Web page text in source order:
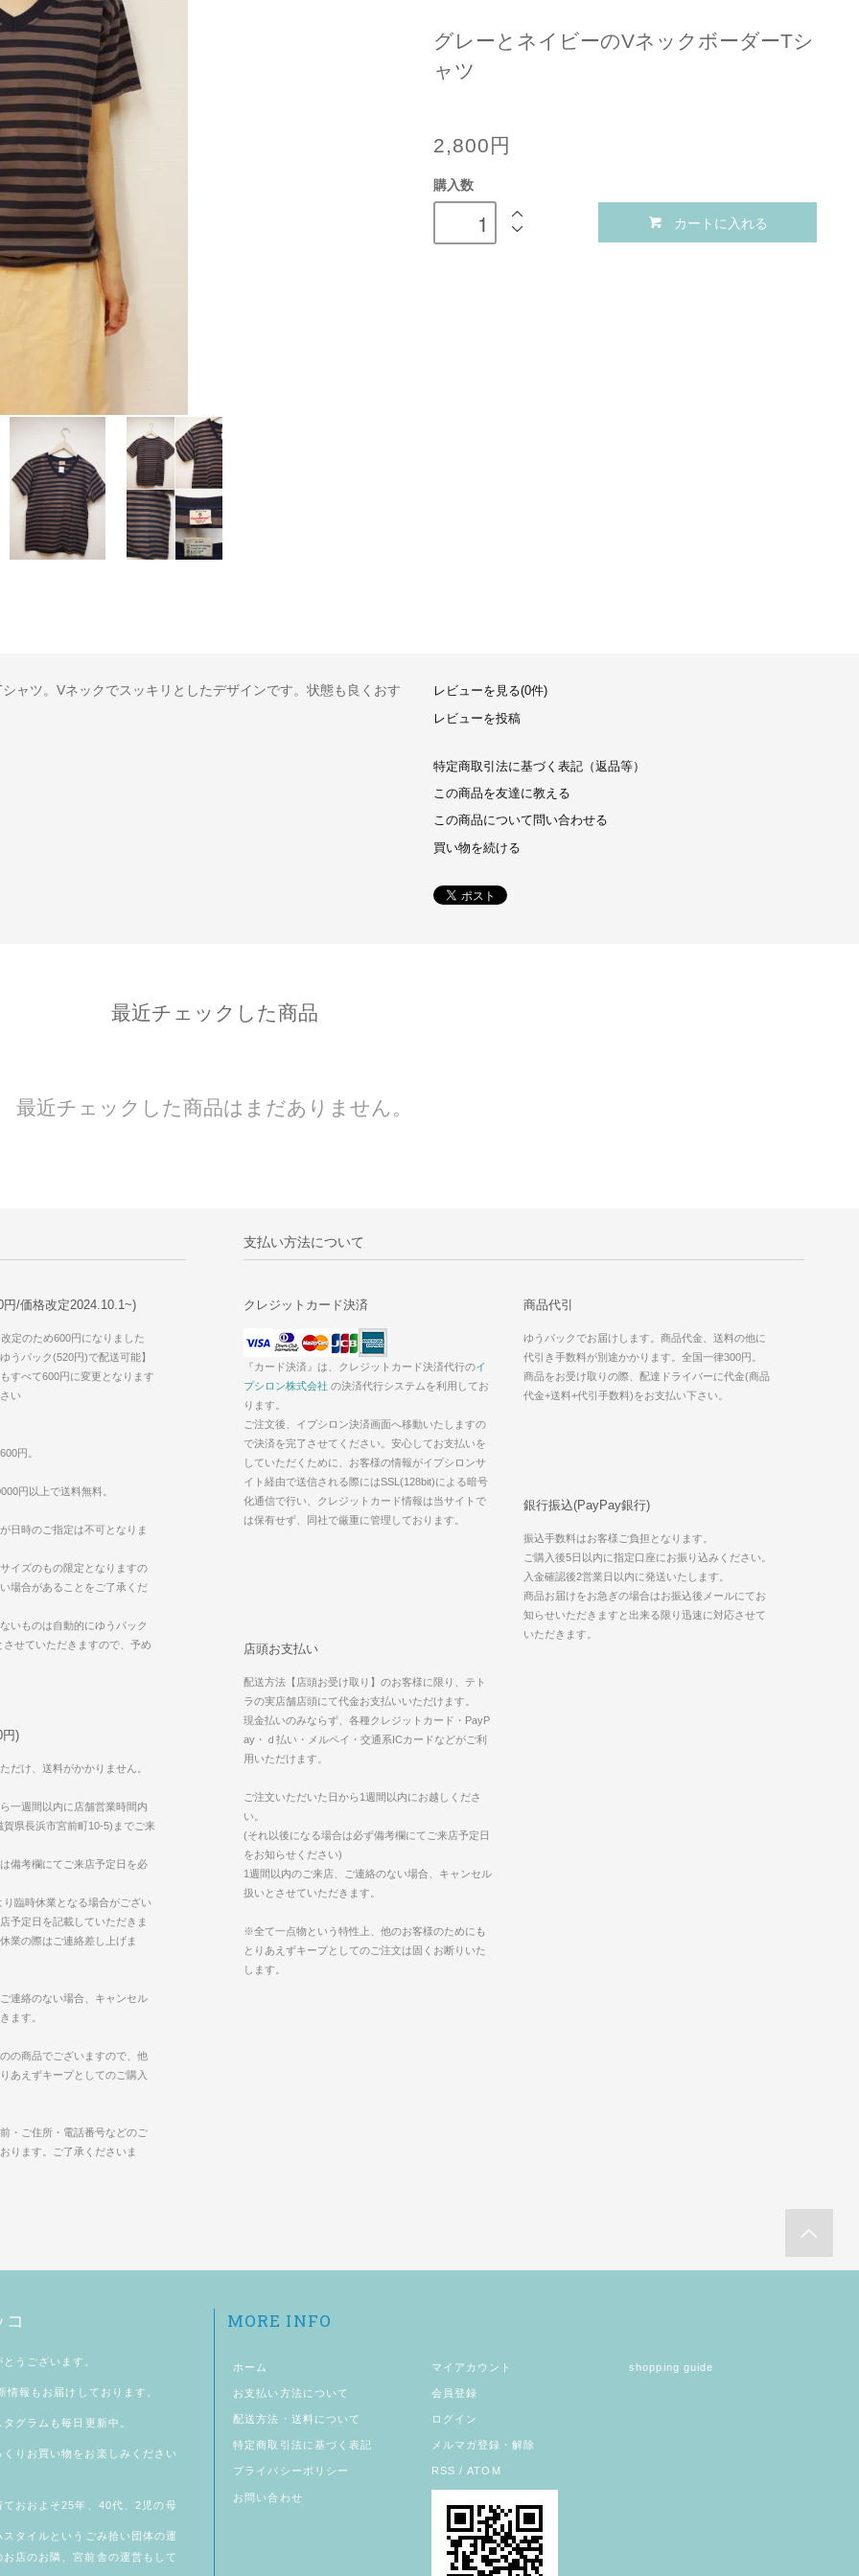
グレーとネイビーのVネックボーダーTシ
ャツ
2,800円
購入数
カートに入れる
ャツ。Vネックでスッキリとしたデザインです。状態も良くおす
レビューを見る(0件)
レビューを投稿
特定商取引法に基づく表記（返品等）
この商品を友達に教える
この商品について問い合わせる
買い物を続ける
最近チェックした商品
最近チェックした商品はまだありません。
円/価格改定2024.10.1~)
定のため600円になりました
うパック(520円)で配送可能】
すべて600円に変更となります
い
円。
円以上で送料無料。
日時のご指定は不可となりま
イズのもの限定となりますの
場合があることをご了承くだ
いものは自動的にゆうパック
せていただきますので、予め
円)
だけ、送料がかかりません。
一週間以内に店舗営業時間内
賀県長浜市宮前町10-5)までご来
備考欄にてご来店予定日を必
臨時休業となる場合がござい
予定日を記載していただきま
業の際はご連絡差し上げま
連絡のない場合、キャンセル
ます。
の商品でございますので、他
あえずキープとしてのご購入
・ご住所・電話番号などのご
ります。ご了承くださいま
支払い方法について
クレジットカード決済
『カード決済』は、クレジットカード決済代行のイ
プシロン株式会社 の決済代行システムを利用してお
ります。
ご注文後、イプシロン決済画面へ移動いたしますの
で決済を完了させてください。安心してお支払いを
していただくために、お客様の情報がイプシロンサ
イト経由で送信される際にはSSL(128bit)による暗号
化通信で行い、クレジットカード情報は当サイトで
は保有せず、同社で厳重に管理しております。
商品代引
ゆうパックでお届けします。商品代金、送料の他に
代引き手数料が別途かかります。全国一律300円。
商品をお受け取りの際、配達ドライバーに代金(商品
代金+送料+代引手数料)をお支払い下さい。
銀行振込(PayPay銀行)
振込手数料はお客様ご負担となります。
ご購入後5日以内に指定口座にお振り込みください。
入金確認後2営業日以内に発送いたします。
商品お届けをお急ぎの場合はお振込後メールにてお
知らせいただきますと出来る限り迅速に対応させて
いただきます。
店頭お支払い
配送方法【店頭お受け取り】のお客様に限り、テト
ラの実店舗店頭にて代金お支払いいただけます。
現金払いのみならず、各種クレジットカード・PayP
ay・ｄ払い・メルペイ・交通系ICカードなどがご利
用いただけます。
ご注文いただいた日から1週間以内にお越しくださ
い。
(それ以後になる場合は必ず備考欄にてご来店予定日
をお知らせください)
1週間以内のご来店、ご連絡のない場合、キャンセル
扱いとさせていただきます。
※全て一点物という特性上、他のお客様のためにも
とりあえずキープとしてのご注文は固くお断りいた
します。
コ
うございます。
情報もお届けしております。
タグラム も毎日更新中。
くりお買い物をお楽しみください
ておおよそ25年、40代、2児の母
スタイル というごみ拾い団体の運
お店のお隣、宮前舎の運営もして
MORE INFO
ホーム
お支払い方法について
配送方法・送料について
特定商取引法に基づく表記
プライバシーポリシー
お問い合わせ
マイアカウント
会員登録
ログイン
メルマガ登録・解除
RSS /ATOM
shopping guide